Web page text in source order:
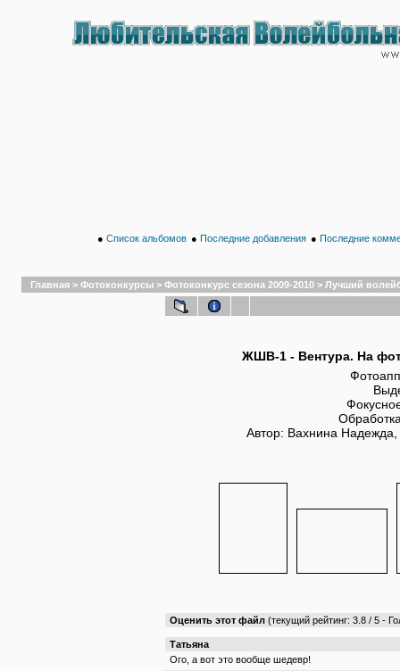
● Список альбомов ● Последние добавления ● Последние
Главная > Фотоконкурсы > Фотоконкурс сезона 2009-2010 > Лучший
ЖШВ-1 - Вентура. На
Автор: Вахнина
Оценить этот файл (текущий рейтинг: 3.8 / 5 -
Татьяна
Ого, а вот это вообще шедевр!